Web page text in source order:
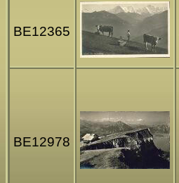
BE12365
BE12978